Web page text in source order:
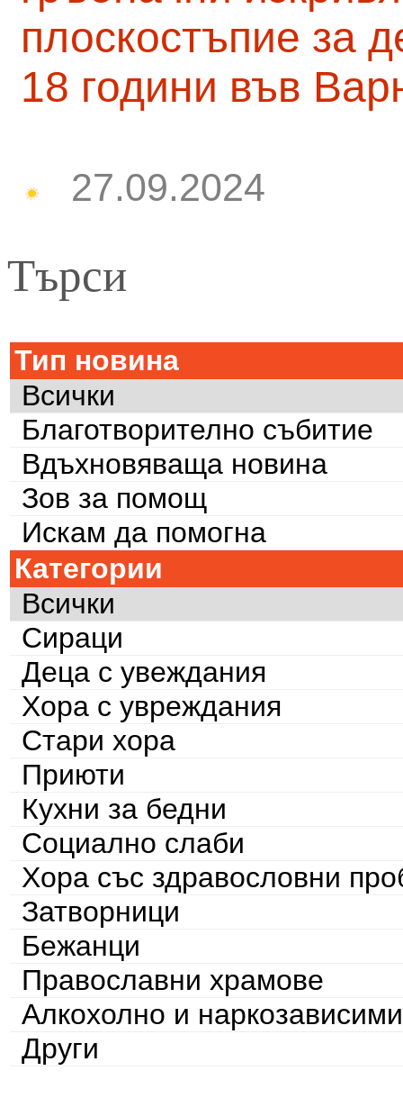
плоскостъпие за
18 години във
27.09.2024
Търси
Тип новина
Всички
Благотворително събитие
Вдъхновяваща новина
Зов за помощ
Искам да помогна
Категории
Всички
Сираци
Деца с увеждания
Хора с увреждания
Стари хора
Приюти
Кухни за бедни
Социално слаби
Хора със здравословни
Затворници
Бежанци
Православни храмове
Алкохолно и наркозависими
Други